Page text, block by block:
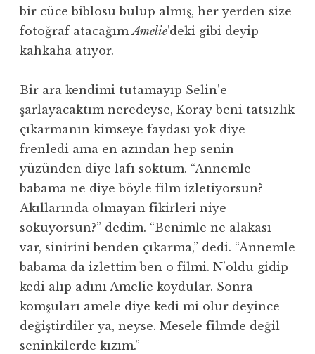
bir cüce biblosu bulup almış, her yerden size
fotoğraf atacağımAmelie’deki gibi deyip
kahkaha atıyor.
Bir ara kendimi tutamayıp Selin’e
şarlayacaktım neredeyse, Koray beni tatsızlık
çıkarmanın kimseye faydası yok diye
frenledi ama en azından hep senin
yüzünden diye lafı soktum. “Annemle
babama ne diye böyle film izletiyorsun?
Akıllarında olmayan fikirleri niye
sokuyorsun?” dedim. “Benimle ne alakası
var, sinirini benden çıkarma,” dedi. “Annemle
babama da izlettim ben o filmi. N’oldu gidip
kedi alıp adını Amelie koydular. Sonra
komşuları amele diye kedi mi olur deyince
değiştirdiler ya, neyse. Mesele filmde değil
seninkilerde kızım.”